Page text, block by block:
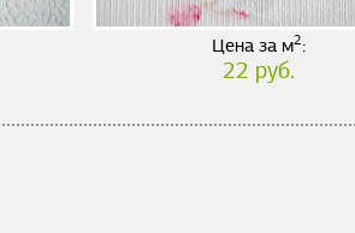
Цена за м2:
22 руб.